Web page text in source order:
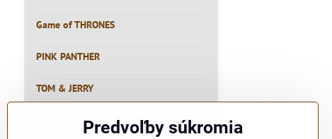
Game of THRONES
PINK PANTHER
TOM & JERRY
Predvoľby súkromia